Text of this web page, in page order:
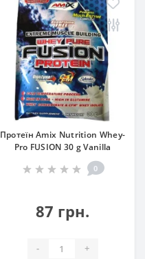
Протеїн Amix Nutrition Whey-
Pro FUSION 30 g Vanilla
0
87 грн.
- +